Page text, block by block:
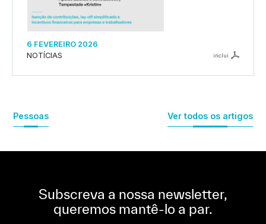
6 FEVEREIRO 2026
NOTÍCIAS
inclui
Pessoas Ver todos os artigos
Subscreva a nossa newsletter,
queremos mantê-lo a par.